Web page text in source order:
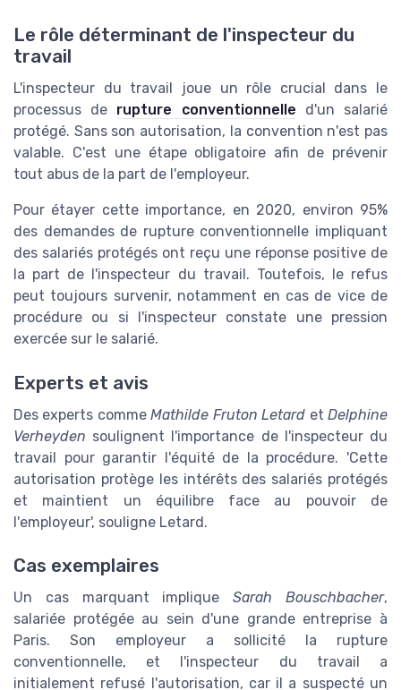
Le rôle déterminant de l'inspecteur du
travail
L'inspecteur du travail joue un rôle crucial dans le
processus de rupture conventionnelle d'un salarié
protégé. Sans son autorisation, la convention n'est pas
valable. C'est une étape obligatoire afin de prévenir
tout abus de la part de l'employeur.
Pour étayer cette importance, en 2020, environ 95%
des demandes de rupture conventionnelle impliquant
des salariés protégés ont reçu une réponse positive de
la part de l'inspecteur du travail. Toutefois, le refus
peut toujours survenir, notamment en cas de vice de
procédure ou si l'inspecteur constate une pression
exercée sur le salarié.
Experts et avis
Des experts commeMathilde Fruton Letard etDelphine
Verheyden soulignent l'importance de l'inspecteur du
travail pour garantir l'équité de la procédure. 'Cette
autorisation protège les intérêts des salariés protégés
et maintient un équilibre face au pouvoir de
l'employeur', souligne Letard.
Cas exemplaires
Un cas marquant impliqueSarah Bouschbacher,
salariée protégée au sein d'une grande entreprise à
Paris. Son employeur a sollicité la rupture
conventionnelle, et l'inspecteur du travail a
initialement refusé l'autorisation, car il a suspecté un